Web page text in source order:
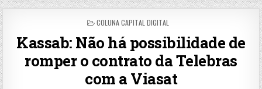
POSTED
COLUNA CAPITAL DIGITAL
Kassab: Não há possibilidade de
romper o contrato da Telebras
com a Viasat